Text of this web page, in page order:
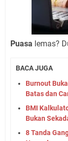
Puasa lemas?
BACA JUGA
Burnout
Batas dan
BMI
Bukan
8 Tanda